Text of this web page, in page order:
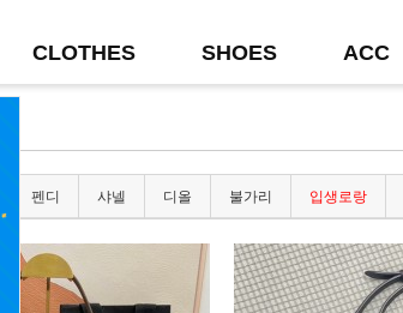
CLOTHES SHOES ACC
펜디 샤넬 디올 불가리 입생로랑